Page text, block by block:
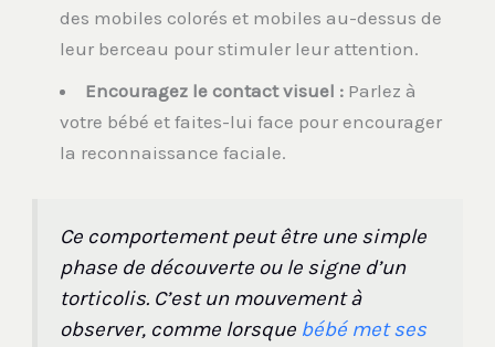
des mobiles colorés et mobiles au-dessus de
leur berceau pour stimuler leur attention.
Encouragez le contact visuel : Parlez à
votre bébé et faites-lui face pour encourager
la reconnaissance faciale.
Ce comportement peut être une simple
phase de découverte ou le signe d’un
torticolis. C’est un mouvement à
observer, comme lorsque bébé met ses